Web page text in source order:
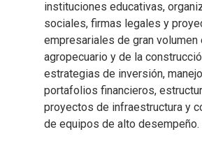
instituciones educativas,
sociales, firmas legales y
empresariales de gran volumen
agropecuario y de la
estrategias de inversión,
portafolios financieros,
proyectos de infraestructura y
de equipos de alto desempeño.